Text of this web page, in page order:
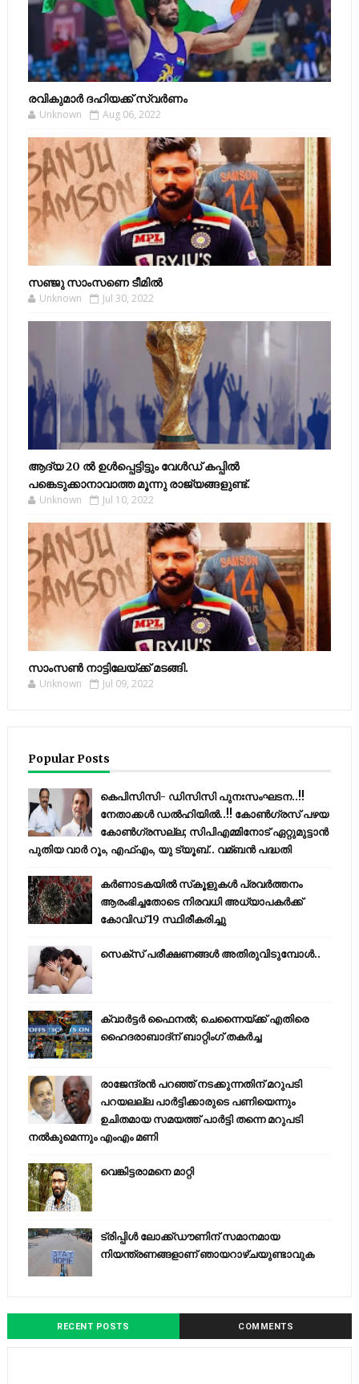
രവികുമാര്‍ ദഹിയക്ക് സ്വര്‍ണം
Unknown Aug 06, 2022
സഞ്ജു സാംസണെ ടീമില്‍
Unknown Jul 30, 2022
ആദ്യ 20 ല്‍ ഉള്‍പ്പെട്ടിട്ടും വേള്‍ഡ് കപ്പില്‍
പങ്കെടുക്കാനാവാത്ത മൂന്നു രാജ്യങ്ങളുണ്ട്.
Unknown Jul 10, 2022
സാംസണ്‍ നാട്ടിലേയ്‌ക്ക് മടങ്ങി.
Unknown Jul 09, 2022
Popular Posts
കെപിസിസി- ഡിസിസി പുനഃസംഘടന..!!
നേതാക്കൾ ഡൽഹിയിൽ..!! കോണ്‍ഗ്രസ് പഴയ
കോണ്‍ഗ്രസല്ല; സിപിഎമ്മിനോട് ഏറ്റുമുട്ടാന്‍
പുതിയ വാര്‍ റൂം, എഫ്‌എം, യു ട്യൂബ്.. വമ്ബന്‍ പദ്ധതി
കര്‍ണാടകയില്‍ സ്‌കൂളുകള്‍ പ്രവര്‍ത്തനം
ആരംഭിച്ചതോടെ നിരവധി അധ്യാപകര്‍ക്ക്
കോവിഡ് 19 സ്ഥിരീകരിച്ചു
സെക്സ് പരീക്ഷണങ്ങൾ അതിരുവിടുമ്പോൾ..
ക്വാർട്ടർ ഫൈനൽ; ചെന്നൈയ്ക്ക് എതിരെ
ഹൈദരാബാദ്ന് ബാറ്റിംഗ് തകർച്ച
രാജേന്ദ്രന്‍ പറഞ്ഞ് നടക്കുന്നതിന് മറുപടി
പറയലല്ല പാര്‍ട്ടിക്കാരുടെ പണിയെന്നും
ഉചിതമായ സമയത്ത് പാര്‍ട്ടി തന്നെ മറുപടി
നല്‍കുമെന്നും എംഎം മണി
വെങ്കിട്ടരാമനെ മാറ്റി
ട്രിപ്പിള്‍ ലോക്ക്ഡൗണിന് സമാനമായ
നിയന്ത്രണങ്ങളാണ് ഞായറാഴ്ചയുണ്ടാവുക
RECENT POSTS COMMENTS